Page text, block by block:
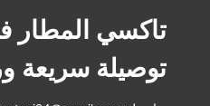
تاكسي المطار
توصيلة سريعة